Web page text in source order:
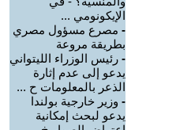
الإيكونومي ...
- مصرع مسؤول مصري
بطريقة مروعة
- رئيس الوزراء الليتواني
يدعو إلى عدم إثارة
الذعر بالمعلومات ح ...
- وزير خارجية بولندا
يدعو لبحث إمكانية